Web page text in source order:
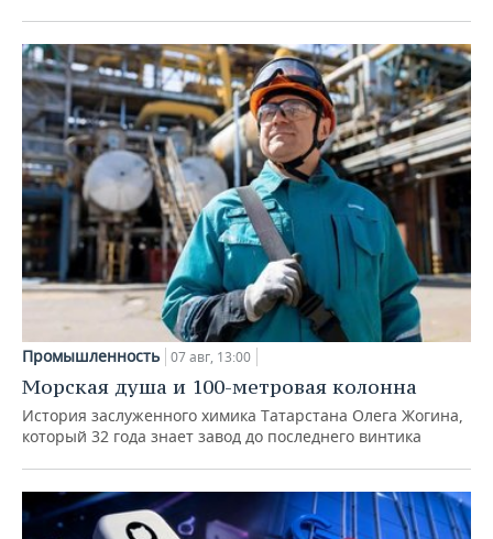
Промышленность 07 авг, 13:00
Морская душа и 100-метровая колонна
История заслуженного химика Татарстана Олега Жогина,
который 32 года знает завод до последнего винтика